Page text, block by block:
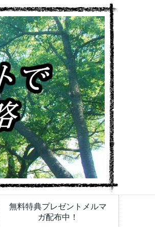
無料特典プレゼントメルマ
ガ配布中！